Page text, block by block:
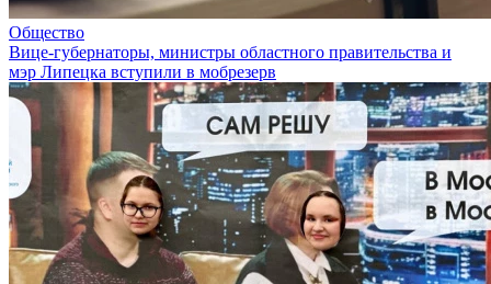
Общество
Вице-губернаторы, министры областного правительства и
мэр Липецка вступили в мобрезерв